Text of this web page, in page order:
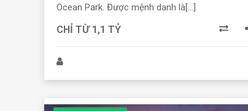
Ocean Park. Được mệnh danh là[...]
CHỈ TỪ 1,1 TỶ